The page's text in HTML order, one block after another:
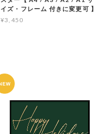
イズ・フレーム 付きに変更可 】
¥3,450